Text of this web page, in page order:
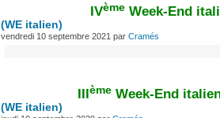
IVèmeWeek-End
(WE italien)
vendredi 10 septembre 2021 par Cramés
IIIème Week-End
(WE italien)